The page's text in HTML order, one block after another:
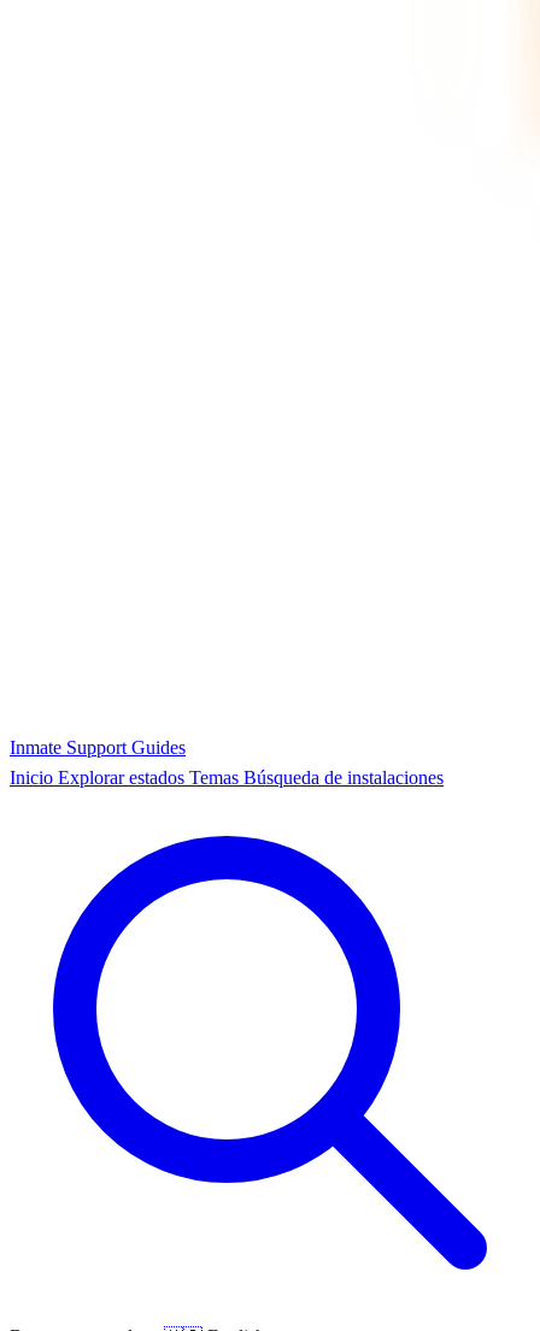
Inmate Support Guides
Inicio Explorar estados Temas Búsqueda de instalaciones